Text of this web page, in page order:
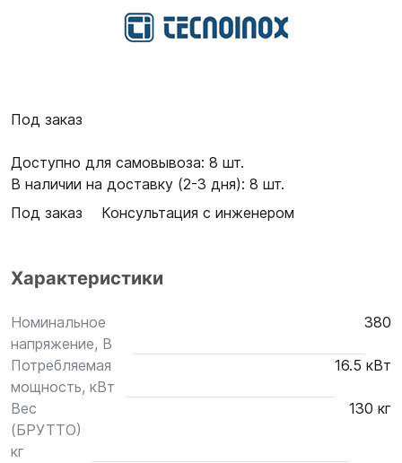
Под заказ
Доступно для самовывоза: 8 шт.
В наличии на доставку (2-3 дня): 8 шт.
Под заказ
Консультация с инженером
Характеристики
Номинальное
напряжение, В
380
Потребляемая
мощность, кВт
16.5 кВт
Вес
(БРУТТО)
кг
130 кг